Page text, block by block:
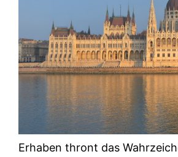
Erhaben thront das